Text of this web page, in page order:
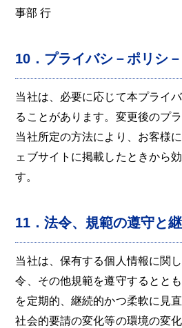
事部 行
10．プライバシ－ポリシ
当社は、必要に応じて本プライ
ることがあります。変更後のプ
当社所定の方法により、お客様
ェブサイトに掲載したときから
す。
11．法令、規範の遵守と
当社は、保有する個人情報に関
令、その他規範を遵守するとと
を定期的、継続的かつ柔軟に見
社会的要請の変化等の環境の変